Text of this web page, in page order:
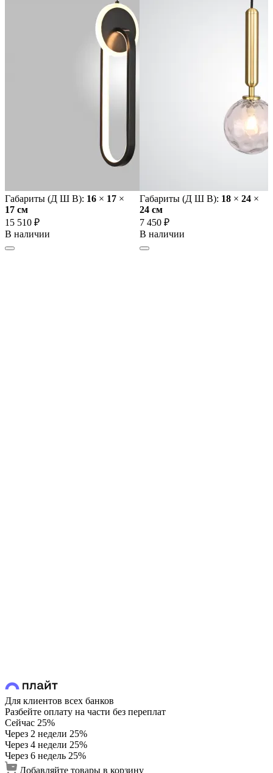
Габариты (Д Ш В): 16 × 17 ×
17 cм
15 510 ₽
В наличии
Габариты (Д Ш В): 18 × 24 ×
24 cм
7 450 ₽
В наличии
Для клиентов всех банков
Разбейте оплату на части без переплат
Сейчас 25%
Через 2 недели 25%
Через 4 недели 25%
Через 6 недель 25%
Добавляйте товары в корзину